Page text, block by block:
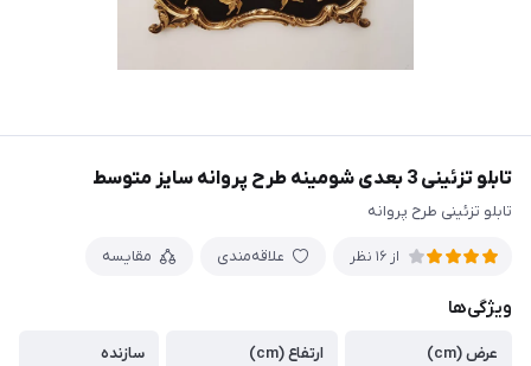
تابلو تزئینی 3 بعدی شومینه طرح پروانه سایز متوسط
تابلو تزئینی طرح پروانه
از 16 نظر علاقه‌مندی مقایسه
ویژگی‌ها
عرض (cm)
ارتفاع (cm)
سازنده